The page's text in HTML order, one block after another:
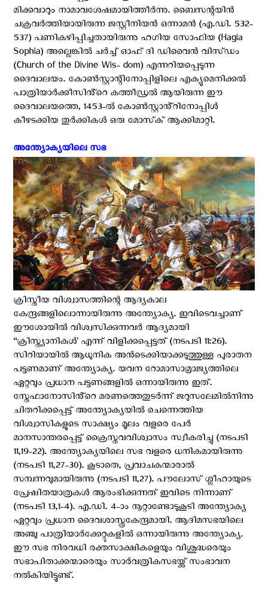
മിക്കവാറും നാമാവശേഷമായിത്തീർന്നു. ബൈസന്റയിൻ
ചക്രവർത്തിയായിരുന്ന ജസ്റ്റീനിയൻ ഒന്നാമൻ (എ.ഡി. 532-
537) പണികഴിപ്പിച്ചതായിരുന്നു ഹഗിയ സോഫിയ (Hagia
Sophia) അല്ലെങ്കിൽ ചർച്ച് ഓഫ് ദി ഡിവൈൻ വിസ്‌ഡം
(Church of the Divine Wis- dom) എന്നറിയപ്പെടുന്ന
ദൈവാലയം. കോൺസ്റ്റാന്റിനോപ്പിളിലെ എക്യുമെനിക്കൽ
പാത്രിയാർക്കീസിൻ്റെ കത്തീഡ്രൽ ആയിരുന്ന ഈ
ദൈവാലയത്തെ, 1453-ൽ കോൺസ്റ്റാൻ്റിനോപ്പിൾ
കീഴടക്കിയ തുർക്കികൾ ഒരു മോസ്‌ക് ആക്കിമാറ്റി.
അന്ത്യോക്യയിലെ സഭ ‍
ക്രിസ്തീയ വിശ്വാസത്തിന്റെ ആദ്യകാല
കേന്ദ്രങ്ങളിലൊന്നായിരുന്നു അന്ത്യോക്യ. ഇവിടെവച്ചാണ്
ഈശോയിൽ വിശ്വസിക്കുന്നവർ ആദ്യമായി
“ക്രിസ്ത്യാനികൾ' എന്ന് വിളിക്കപ്പെട്ടത് (നടപടി 11:26).
സിറിയായിൽ ആധുനിക അൻടെക്കിയാക്കടുത്തുള്ള പുരാതന
പട്ടണമാണ് അന്ത്യോക്യ. യവന റോമാസാമ്രാജ്യത്തിലെ
ഏറ്റവും പ്രധാന പട്ടണങ്ങളിൽ ഒന്നായിരുന്നു ഇത്.
സ്തേഫാനോസിൻ്റെ മരണത്തെതുടർന്ന് ജറുസലേമിൽനിന്നു
ചിതറിക്കപ്പെട്ട് അന്ത്യോക്യയിൽ ചെന്നെത്തിയ
വിശ്വാസികളുടെ സാക്ഷ്യം മൂലം വളരെ പേര്‍
മാനസാന്തരപ്പെട്ട് ക്രൈസ്തവവിശ്വാസം സ്വീകരിച്ചു (നടപടി
11,19-22). അന്ത്യോക്യയിലെ സഭ വളരെ ധനികമായിരുന്നു
(നടപടി 11,27-30). കൂടാതെ, പ്രവാചകന്മാരാൽ
സമ്പന്നവുമായിരുന്നു (നടപടി 11,27). പൗലോസ് ശ്ലീഹായുടെ
പ്രേഷിതയാത്രകൾ ആരംഭിക്കുന്നത് ഇവിടെ നിന്നാണ്
(നടപടി 13,1-4). എ.ഡി. 4-ാം നൂറ്റാണ്ടോടുകൂടി അന്ത്യോക്യ
ഏറ്റവും പ്രധാന ദൈവശാസ്ത്രകേന്ദ്രമായി. ആദിമസഭയിലെ
അഞ്ചു പാത്രിയാർക്കേറ്റുകളിൽ ഒന്നായിരുന്നു അന്ത്യോക്യ.
ഈ സഭ നിരവധി രക്തസാക്ഷികളെയും വിശുദ്ധരെയും
സഭാപിതാക്കന്മാരെയും സാർവത്രികസഭയ്ക്ക് സംഭാവന
നൽകിയിട്ടുണ്ട്.